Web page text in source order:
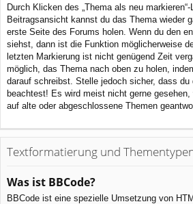
Durch Klicken des „Thema als neu
Beitragsansicht kannst du das Thema wieder
erste Seite des Forums holen. Wenn du den
siehst, dann ist die Funktion möglicherweise
letzten Markierung ist nicht genügend Zeit
möglich, das Thema nach oben zu holen,
darauf schreibst. Stelle jedoch sicher, dass du
beachtest! Es wird meist nicht gerne
auf alte oder abgeschlossene Themen
Textformatierung und
Was ist BBCode?
BBCode ist eine spezielle Umsetzung von